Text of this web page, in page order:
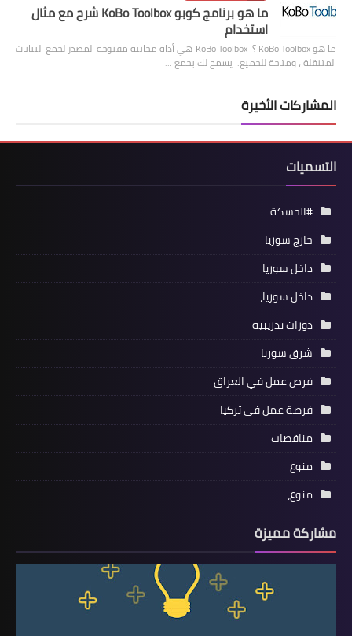
ما هو برنامج كوبو KoBo Toolbox شرح مع مثال
استخدام
ما هو KoBo Toolbox ؟ KoBo Toolbox هي أداة مجانية مفتوحة المصدر لجمع البيانات
المتنقلة ، ومتاحة للجميع. يسمح لك بجمع …
المشاركات الأخيرة
التسميات
#الحسكة
خارج سوريا
داخل سوريا
داخل سوريا،
دورات تدريبية
شرق سوريا
فرص عمل في العراق
فرصة عمل في تركيا
مناقصات
منوع
منوع،
مشاركة مميزة